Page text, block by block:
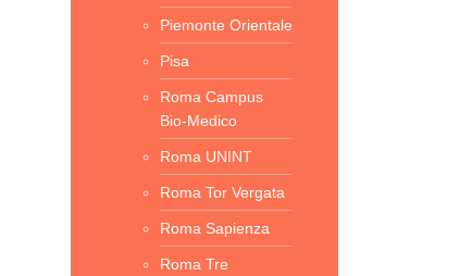
Piemonte Orientale
Pisa
Roma Campus
Bio-Medico
Roma UNINT
Roma Tor Vergata
Roma Sapienza
Roma Tre